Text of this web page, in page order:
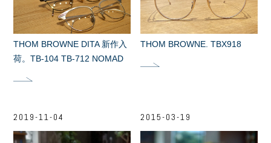
THOM BROWNE DITA 新作入
荷。TB-104 TB-712 NOMAD
THOM BROWNE. TBX918
2019-11-04 2015-03-19